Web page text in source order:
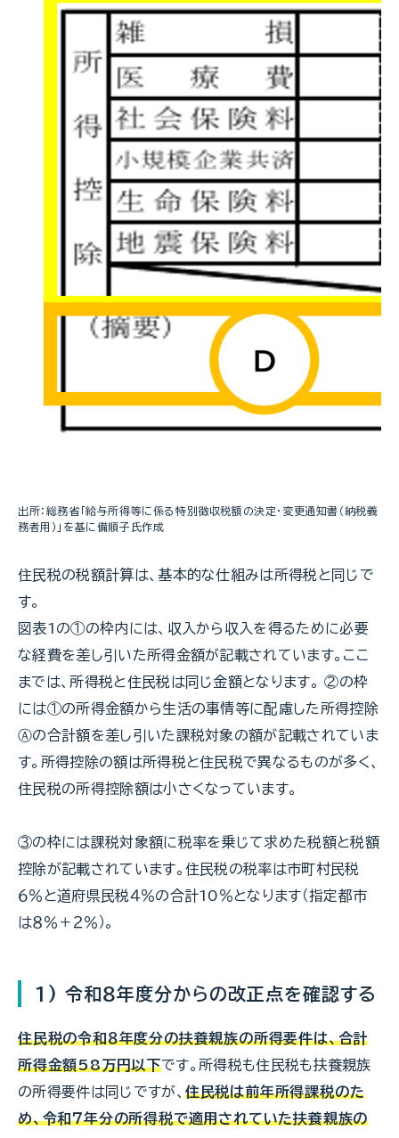
出所：総務省「給与所得等に係る特別徴収税額の決定・変更通知書（納税義
務者用）」を基に備順子氏作成
住民税の税額計算は、基本的な仕組みは所得税と同じで
す。
図表1の①の枠内には、収入から収入を得るために必要
な経費を差し引いた所得金額が記載されています。ここ
までは、所得税と住民税は同じ金額となります。 ②の枠
には①の所得金額から生活の事情等に配慮した所得控除
Ⓐの合計額を差し引いた課税対象の額が記載されていま
す。所得控除の額は所得税と住民税で異なるものが多く、
住民税の所得控除額は小さくなっています。
③の枠には課税対象額に税率を乗じて求めた税額と税額
控除が記載されています。住民税の税率は市町村民税
６％と道府県民税４％の合計10％となります（指定都市
は８％＋２％）。
1) 令和８年度分からの改正点を確認する
住民税の令和８年度分の扶養親族の所得要件は、合計
所得金額58万円以下です。所得税も住民税も扶養親族
の所得要件は同じですが、 住民税は前年所得課税のた
め、令和７年分の所得税で適用されていた扶養親族の